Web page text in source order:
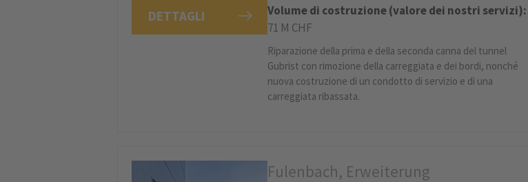
DETTAGLI
Volume di costruzione (valore dei nostri servizi):
71 M CHF
Riparazione della prima e della seconda canna del tunnel
Gubrist con rimozione della carreggiata e dei bordi, nonché
nuova costruzione di un condotto di servizio e di una
carreggiata ribassata.
Fulenbach, Erweiterung